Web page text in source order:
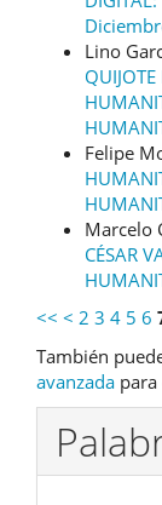
Lino
Felipe
Marcelo
CÉSAR
<< < 2 3 4 5 6
También
avanzada